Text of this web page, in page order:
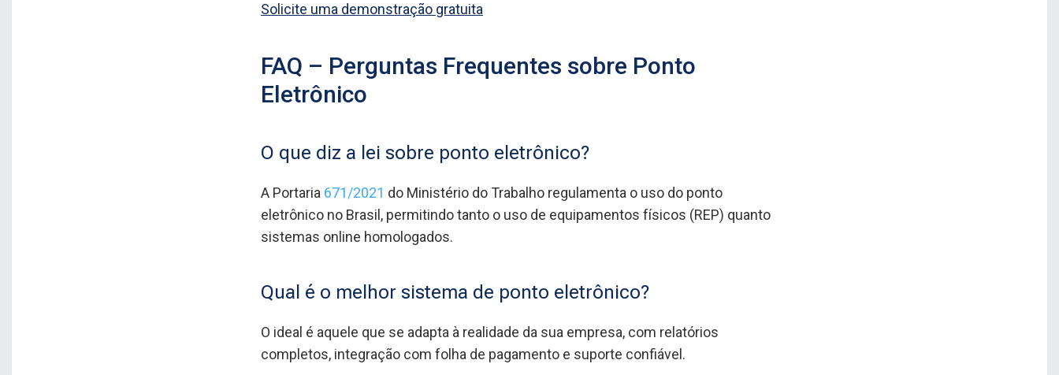
Solicite uma demonstração gratuita
FAQ – Perguntas Frequentes sobre Ponto
Eletrônico
O que diz a lei sobre ponto eletrônico?
A Portaria 671/2021 do Ministério do Trabalho regulamenta o uso do ponto
eletrônico no Brasil, permitindo tanto o uso de equipamentos físicos (REP) quanto
sistemas online homologados.
Qual é o melhor sistema de ponto eletrônico?
O ideal é aquele que se adapta à realidade da sua empresa, com relatórios
completos, integração com folha de pagamento e suporte confiável.